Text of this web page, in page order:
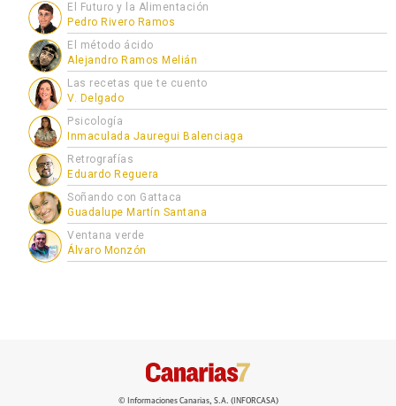
El Futuro y la Alimentación
Pedro Rivero Ramos
El método ácido
Alejandro Ramos Melián
Las recetas que te cuento
V. Delgado
Psicología
Inmaculada Jauregui Balenciaga
Retrografías
Eduardo Reguera
Soñando con Gattaca
Guadalupe Martín Santana
Ventana verde
Álvaro Monzón
© Informaciones Canarias, S.A. (INFORCASA)